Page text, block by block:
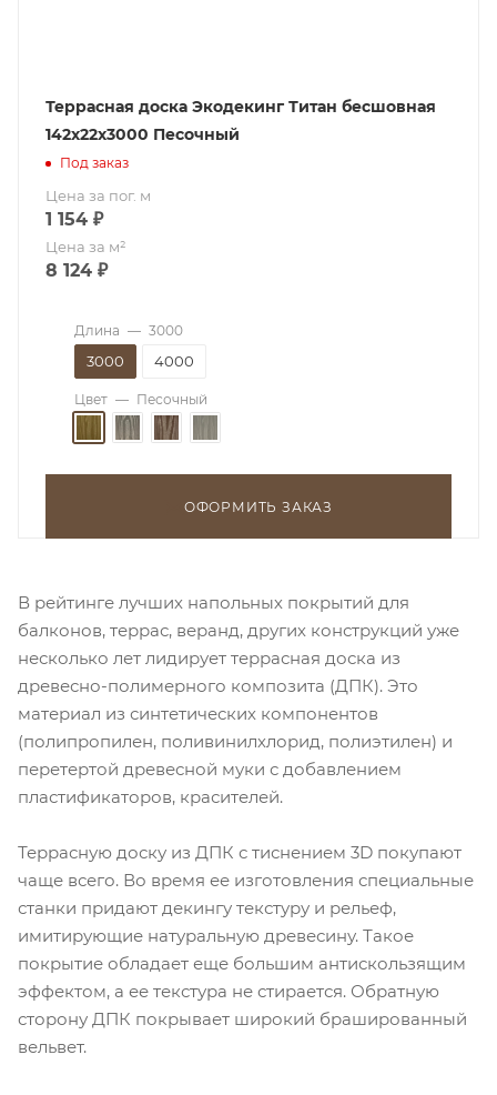
Террасная доска Экодекинг Титан бесшовная
142х22x3000 Песочный
Под заказ
Цена за пог. м
1 154 ₽
Цена за м²
8 124 ₽
Длина — 3000
3000 4000
Цвет — Песочный
ОФОРМИТЬ ЗАКАЗ
В рейтинге лучших напольных покрытий для
балконов, террас, веранд, других конструкций уже
несколько лет лидирует террасная доска из
древесно-полимерного композита (ДПК). Это
материал из синтетических компонентов
(полипропилен, поливинилхлорид, полиэтилен) и
перетертой древесной муки с добавлением
пластификаторов, красителей.
Террасную доску из ДПК с тиснением 3D покупают
чаще всего. Во время ее изготовления специальные
станки придают декингу текстуру и рельеф,
имитирующие натуральную древесину. Такое
покрытие обладает еще большим антискользящим
эффектом, а ее текстура не стирается. Обратную
сторону ДПК покрывает широкий брашированный
вельвет.